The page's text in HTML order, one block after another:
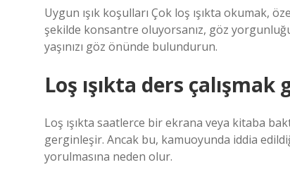
Uygun ışık koşulları Çok loş ışıkta okumak,
şekilde konsantre oluyorsanız, göz
yaşınızı göz önünde bulundurun.
Loş ışıkta ders çalışmak
Loş ışıkta saatlerce bir ekrana veya kitaba
gerginleşir. Ancak bu, kamuoyunda iddia
yorulmasına neden olur.